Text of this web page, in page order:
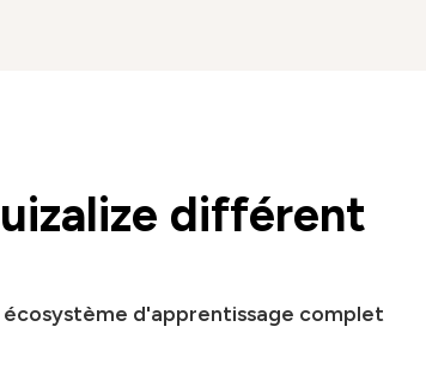
différent
écosystème d'apprentissage complet